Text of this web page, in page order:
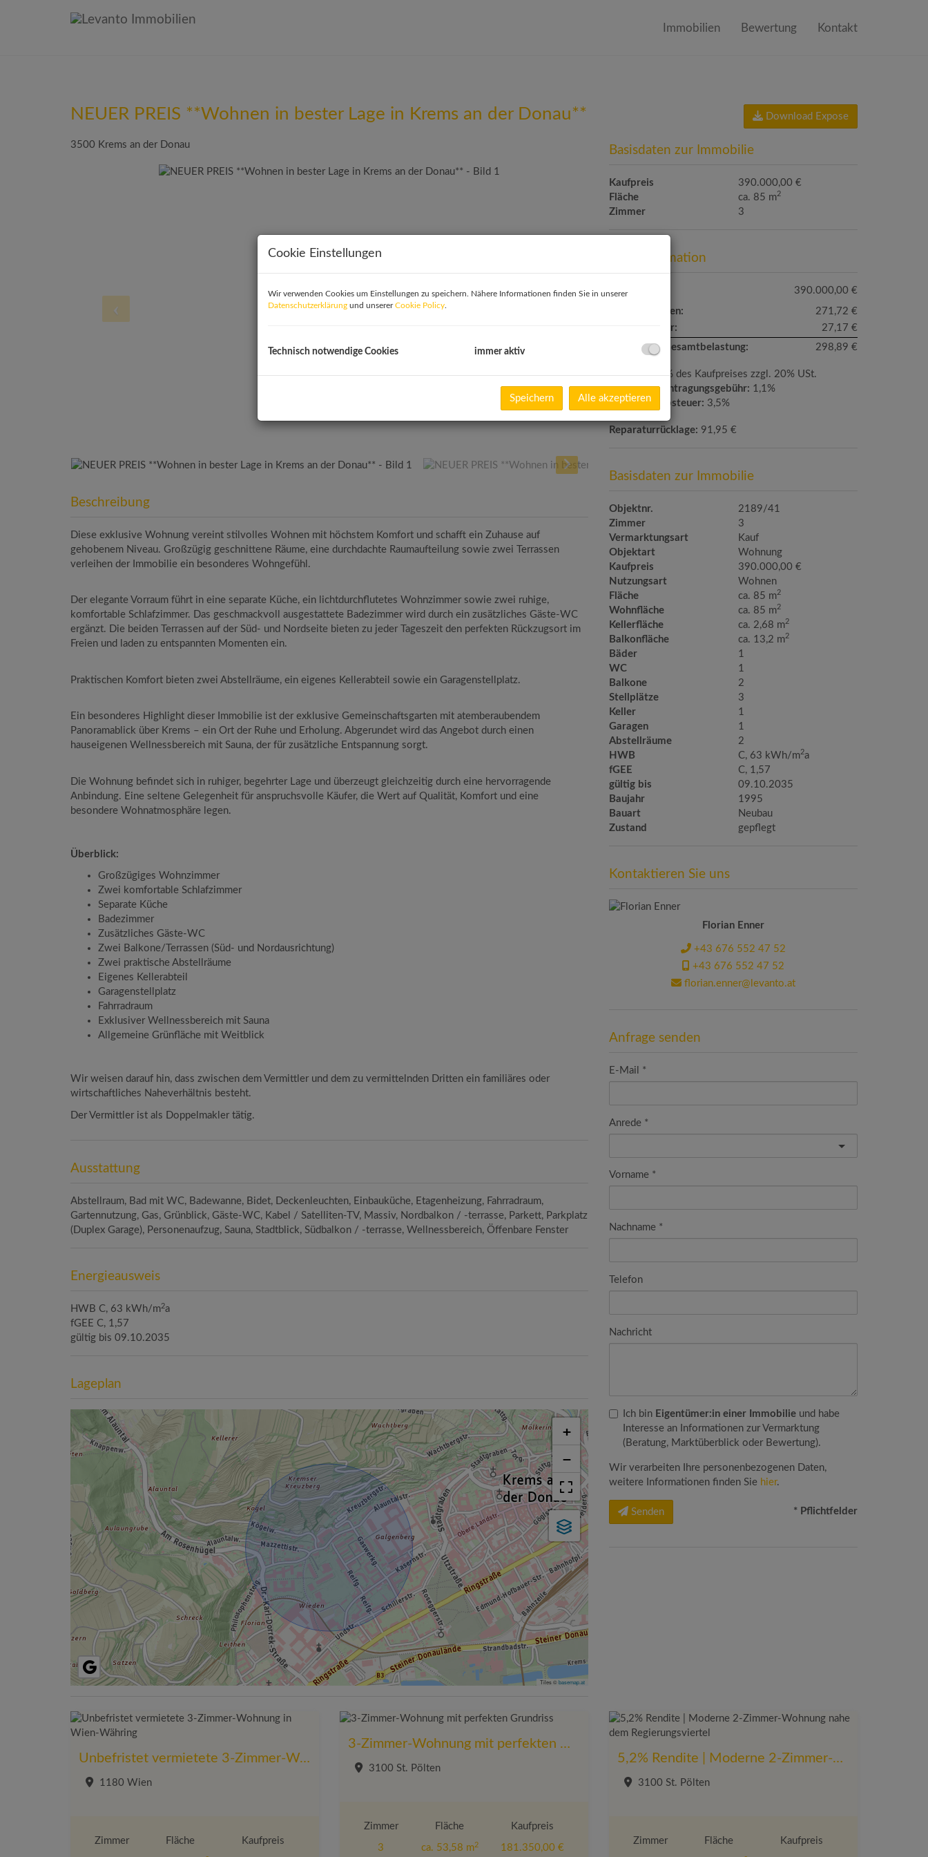
Immobilien Bewertung Kontakt
NEUER PREIS **Wohnen in bester Lage in Krems an der Donau**
3500 Krems an der Donau
Beschreibung
Diese exklusive Wohnung vereint stilvolles Wohnen mit höchstem Komfort und schafft ein Zuhause auf
gehobenem Niveau. Großzügig geschnittene Räume, eine durchdachte Raumaufteilung sowie zwei Terrassen
verleihen der Immobilie ein besonderes Wohngefühl.
Der elegante Vorraum führt in eine separate Küche, ein lichtdurchflutetes Wohnzimmer sowie zwei ruhige,
komfortable Schlafzimmer. Das geschmackvoll ausgestattete Badezimmer wird durch ein zusätzliches Gäste-WC
ergänzt. Die beiden Terrassen auf der Süd- und Nordseite bieten zu jeder Tageszeit den perfekten Rückzugsort im
Freien und laden zu entspannten Momenten ein.
Praktischen Komfort bieten zwei Abstellräume, ein eigenes Kellerabteil sowie ein Garagenstellplatz.
Ein besonderes Highlight dieser Immobilie ist der exklusive Gemeinschaftsgarten mit atemberaubendem
Panoramablick über Krems – ein Ort der Ruhe und Erholung. Abgerundet wird das Angebot durch einen
hauseigenen Wellnessbereich mit Sauna, der für zusätzliche Entspannung sorgt.
Die Wohnung befindet sich in ruhiger, begehrter Lage und überzeugt gleichzeitig durch eine hervorragende
Anbindung. Eine seltene Gelegenheit für anspruchsvolle Käufer, die Wert auf Qualität, Komfort und eine
besondere Wohnatmosphäre legen.
Überblick:
Großzügiges Wohnzimmer
Zwei komfortable Schlafzimmer
Separate Küche
Badezimmer
Zusätzliches Gäste-WC
Zwei Balkone/Terrassen (Süd- und Nordausrichtung)
Zwei praktische Abstellräume
Eigenes Kellerabteil
Garagenstellplatz
Fahrradraum
Exklusiver Wellnessbereich mit Sauna
Allgemeine Grünfläche mit Weitblick
Wir weisen darauf hin, dass zwischen dem Vermittler und dem zu vermittelnden Dritten ein familiäres oder
wirtschaftliches Naheverhältnis besteht.
Der Vermittler ist als Doppelmakler tätig.
Ausstattung
Abstellraum Bad mit WC Badewanne Bidet Deckenleuchten Einbauküche Etagenheizung
Fahrradraum
Gartennutzung Gas Grünblick Gäste-WC Kabel / Satelliten-TV Massiv Nordbalkon / -terrasse Parkett
Parkplatz
(Duplex Garage)
Personenaufzug Sauna Stadtblick Südbalkon / -terrasse Wellnessbereich Öffenbare Fenster
Energieausweis
HWB C, 63 kWh/m2a
fGEE C, 1,57
gültig bis 09.10.2035
Lageplan
+
−
Tiles ©basemap.at
Download Expose
Basisdaten zur Immobilie
Kaufpreis
390.000,00 €
Fläche
ca. 85 m2
Zimmer 3
Preisinformation
Kaufpreis:
390.000,00 €
Betriebskosten:
271,72 €
Umsatzsteuer:
27,17 €
monatliche Gesamtbelastung:
298,89 €
Provision: 3% des Kaufpreises zzgl. 20% USt.
Grundbucheintragungsgebühr: 1,1%
Grunderwerbsteuer: 3,5%
Reparaturrücklage: 91,95 €
Basisdaten zur Immobilie
Objektnr.
2189/41
Zimmer
3
Vermarktungsart
Kauf
Objektart
Wohnung
Kaufpreis
390.000,00 €
Nutzungsart
Wohnen
Fläche
ca. 85 m2
Wohnfläche ca. 85 m2
Kellerfläche ca. 2,68 m2
Balkonfläche ca. 13,2 m2
Bäder
1
WC
1
Balkone
2
Stellplätze
3
Keller
1
Garagen
1
Abstellräume
2
HWB
C, 63 kWh/m2a
fGEE
C, 1,57
gültig bis
09.10.2035
Baujahr
1995
Bauart
Neubau
Zustand
gepflegt
Kontaktieren Sie uns
Florian Enner
+43 676 552 47 52
+43 676 552 47 52
florian.enner@levanto.at
Anfrage senden
E-Mail
Anrede
Vorname
Nachname
Telefon
Nachricht
Ich bin Eigentümer:in einer Immobilie und habe
Interesse an Informationen zur Vermarktung
(Beratung, Marktüberblick oder Bewertung).
Wir verarbeiten Ihre personenbezogenen Daten,
weitere Informationen finden Sie hier.
Senden * Pflichtfelder
Unbefristet vermietete 3-Zimmer-Wohnung in Wien-Währing
1180 Wien
Zimmer Fläche Kaufpreis
3-Zimmer-Wohnung mit perfekten Grundriss
3100 St. Pölten
Zimmer
3
Fläche
ca. 53,58 m2
Kaufpreis
181.350,00 €
5,2% Rendite | Moderne 2-Zimmer-Wohnung nahe dem Regierungsviertel
3100 St. Pölten
Zimmer Fläche Kaufpreis
Cookie Einstellungen
Wir verwenden Cookies um Einstellungen zu speichern. Nähere Informationen finden Sie in unserer
Datenschutzerklärung und unsererCookie Policy
Technisch notwendige Cookies immer aktiv
Speichern Alle akzeptieren